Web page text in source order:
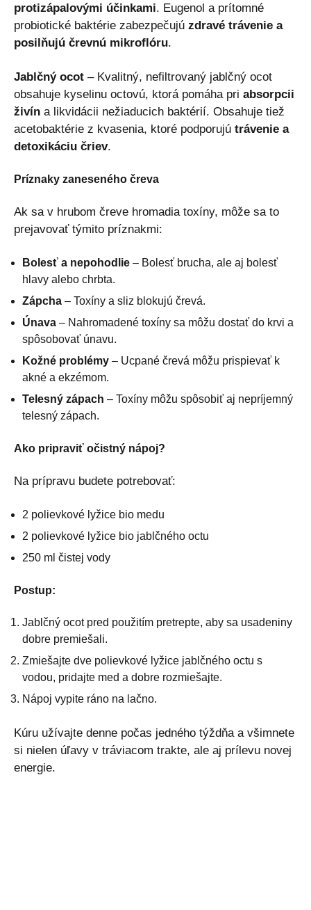
protizápalovými účinkami. Eugenol a prítomné
probiotické baktérie zabezpečujú zdravé trávenie a
posilňujú črevnú mikroflóru.
Jablčný ocot – Kvalitný, nefiltrovaný jablčný ocot
obsahuje kyselinu octovú, ktorá pomáha pri absorpcii
živín a likvidácii nežiaducich baktérií. Obsahuje tiež
acetobaktérie z kvasenia, ktoré podporujú trávenie a
detoxikáciu čriev.
Príznaky zaneseného čreva
Ak sa v hrubom čreve hromadia toxíny, môže sa to
prejavovať týmito príznakmi:
Bolesť a nepohodlie – Bolesť brucha, ale aj bolesť
hlavy alebo chrbta.
Zápcha – Toxíny a sliz blokujú črevá.
Únava – Nahromadené toxíny sa môžu dostať do krvi a
spôsobovať únavu.
Kožné problémy – Ucpané črevá môžu prispievať k
akné a ekzémom.
Telesný zápach – Toxíny môžu spôsobiť aj nepríjemný
telesný zápach.
Ako pripraviť očistný nápoj?
Na prípravu budete potrebovať:
2 polievkové lyžice bio medu
2 polievkové lyžice bio jablčného octu
250 ml čistej vody
Postup:
Jablčný ocot pred použitím pretrepte, aby sa usadeniny
dobre premiešali.
Zmiešajte dve polievkové lyžice jablčného octu s
vodou, pridajte med a dobre rozmiešajte.
Nápoj vypite ráno na lačno.
Kúru užívajte denne počas jedného týždňa a všimnete
si nielen úľavy v tráviacom trakte, ale aj prílevu novej
energie.